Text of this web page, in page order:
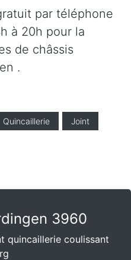
par téléphone
à 20h pour la
de châssis
.
Quincaillerie Joint
3960
quincaillerie coulissant